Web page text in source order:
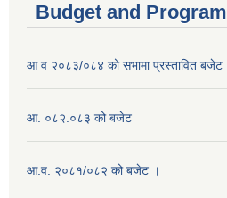
Budget and Program
आ व २०८३/०८४ को सभामा प्रस्तावित बजेट
आ. ०८२.०८३ को बजेट
आ.व. २०८१/०८२ को बजेट ।